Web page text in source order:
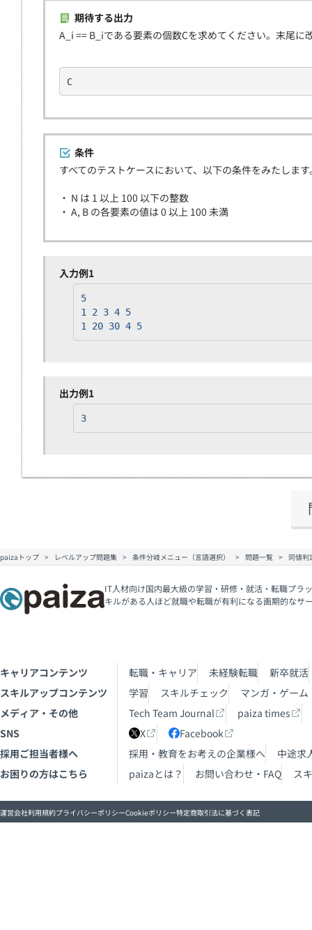
期待する出力
A_i == B_iである要素の個数Cを求めてください。末尾
C
条件
すべてのテストケースにおいて、以下の条件をみたします
・ N は 1 以上 100 以下の整数
・ A, B の各要素の値は 0 以上 100 未満
入力例1
5
1 2 3 4 5
1 20 30 4 5
出力例1
3
paizaトップ レベルアップ問題集 条件分岐メニュー（言語選択） 問題一覧 同値判
IT人材向け国内最大級の学習・研修・就活・転職プラ
キルがある人ほど就職や転職が有利になる画期的なサ
キャリアコンテンツ 転職・キャリア 未経験転職
新卒就活
スキルアップコンテンツ
学習 スキルチェック
マンガ・ゲーム
メディア・その他
Tech Team Journal
paiza times
SNS
X
Facebook
採用ご担当者様へ
採用・教育をお考えの企業様へ
中途求
お困りの方はこちら
paizaとは？ お問い合わせ・FAQ ス
運営会社利用規約プライバシーポリシーCookieポリシー特定商取引法に基づく表記